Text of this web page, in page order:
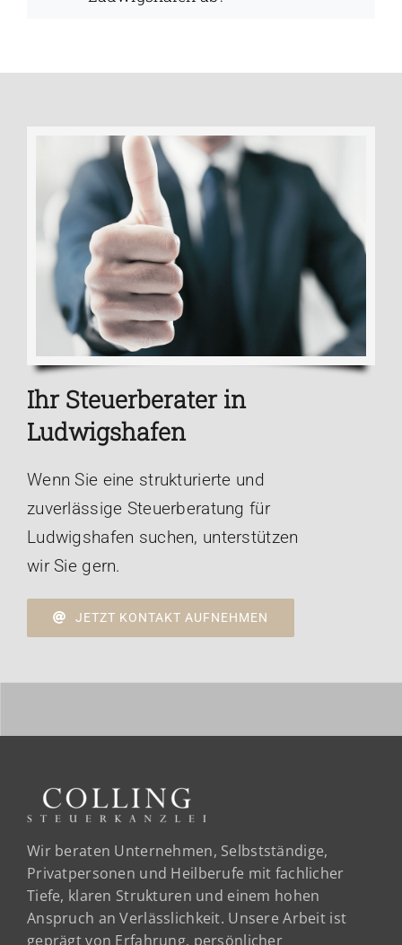
Ihr Steuerberater in
Ludwigshafen
Wenn Sie eine strukturierte und
zuverlässige Steuerberatung für
Ludwigshafen suchen, unterstützen
wir Sie gern.
JETZT KONTAKT AUFNEHMEN
Wir beraten Unternehmen, Selbstständige,
Privatpersonen und Heilberufe mit fachlicher
Tiefe, klaren Strukturen und einem hohen
Anspruch an Verlässlichkeit. Unsere Arbeit ist
geprägt von Erfahrung, persönlicher